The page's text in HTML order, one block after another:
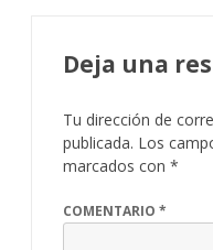
Deja una
Tu dirección de
publicada. Los
marcados con *
COMENTARIO *